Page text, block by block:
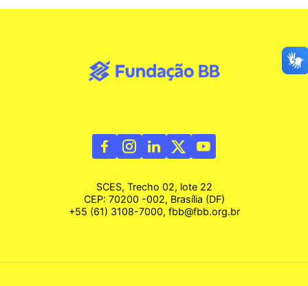
SCES, Trecho 02, lote 22
CEP: 70200 -002, Brasília (DF)
+55 (61) 3108-7000, fbb@fbb.org.br